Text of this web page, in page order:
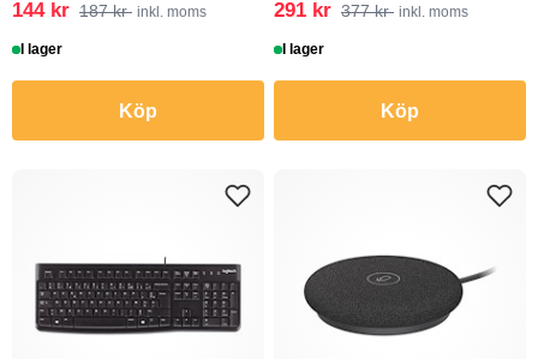
144 kr 187 kr inkl. moms
I lager
Köp
291 kr 377 kr inkl. moms
I lager
Köp